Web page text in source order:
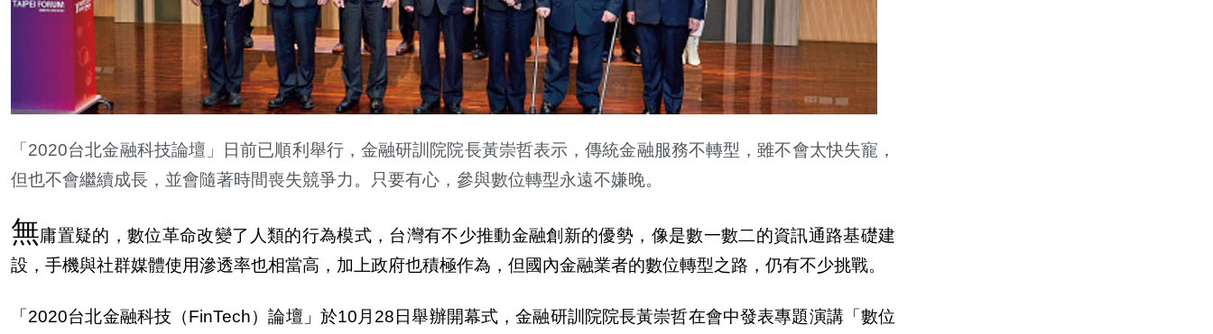
「2020台北金融科技論壇」日前已順利舉行，金融研訓院院長黃崇哲表示，傳統金融服務不轉型，雖不會太快失寵，
但也不會繼續成長，並會隨著時間喪失競爭力。只要有心，參與數位轉型永遠不嫌晚。
無庸置疑的，數位革命改變了人類的行為模式，台灣有不少推動金融創新的優勢，像是數一數二的資訊通路基礎建
設，手機與社群媒體使用滲透率也相當高，加上政府也積極作為，但國內金融業者的數位轉型之路，仍有不少挑戰。
「2020台北金融科技（FinTech）論壇」於10月28日舉辦開幕式，金融研訓院院長黃崇哲在會中發表專題演講「數位